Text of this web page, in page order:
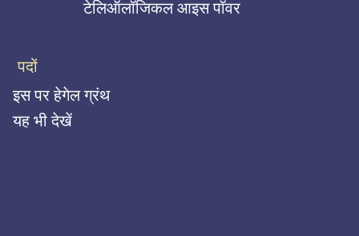
टेलिऑलॉजिकल आइस पॉवर
पदों
इस पर हेगेल ग्रंथ
यह भी देखें